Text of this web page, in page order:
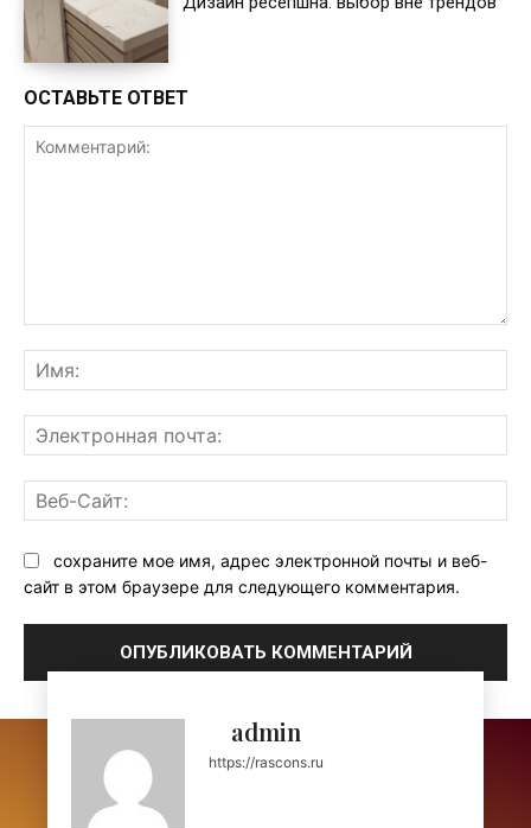
ОСТАВЬТЕ ОТВЕТ
сохраните мое имя, адрес электронной почты и веб-
сайт в этом браузере для следующего комментария.
admin
https://rascons.ru